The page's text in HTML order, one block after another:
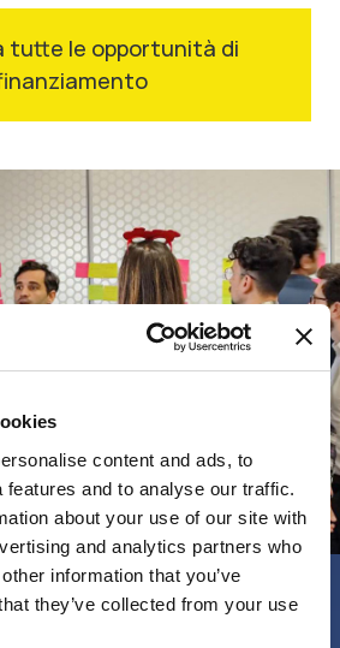
content and ads, to
features and to analyse our traffic.
about your use of our site with
and analytics partners who
information that you’ve
they’ve collected from your use
tutte le opportunità di